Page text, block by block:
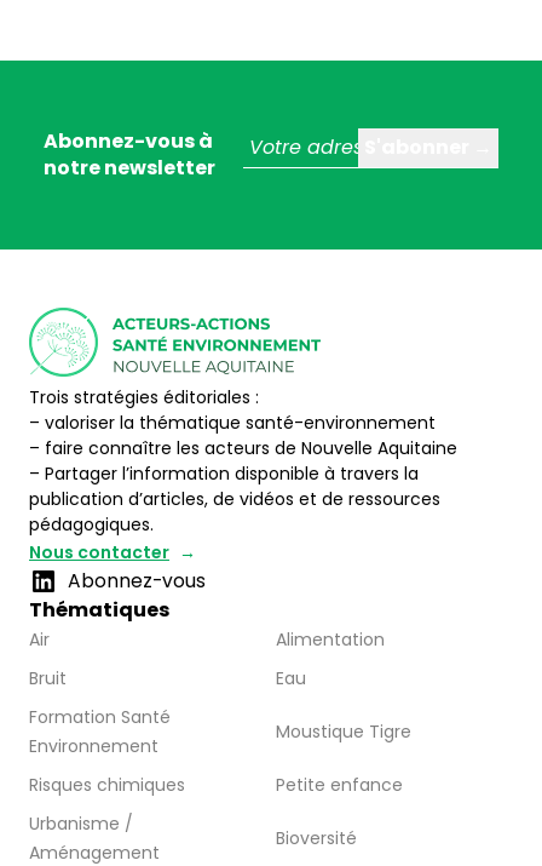
Abonnez-vous à
notre newsletter
Trois stratégies éditoriales :
– valoriser la thématique santé-environnement
– faire connaître les acteurs de Nouvelle Aquitaine
– Partager l’information disponible à travers la
publication d’articles, de vidéos et de ressources
pédagogiques.
Nous contacter
Abonnez-vous
Thématiques
Air
Alimentation
Bruit
Eau
Formation Santé
Environnement
Moustique Tigre
Risques chimiques
Petite enfance
Urbanisme /
Aménagement
Bioversité